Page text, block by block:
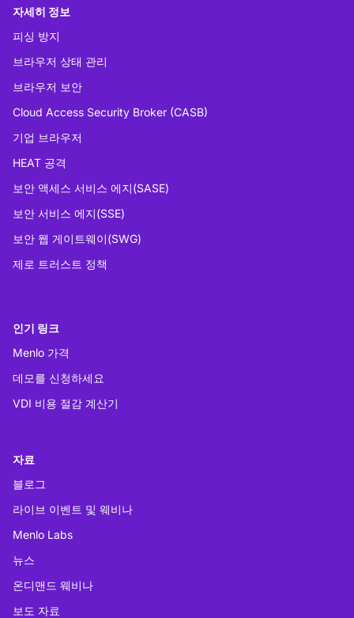
자세히 정보
피싱 방지
브라우저 상태 관리
브라우저 보안
Cloud Access Security Broker (CASB)
기업 브라우저
HEAT 공격
보안 액세스 서비스 에지(SASE)
보안 서비스 에지(SSE)
보안 웹 게이트웨이(SWG)
제로 트러스트 정책
인기 링크
Menlo 가격
데모를 신청하세요
VDI 비용 절감 계산기
자료
블로그
라이브 이벤트 및 웨비나
Menlo Labs
뉴스
온디맨드 웨비나
보도 자료